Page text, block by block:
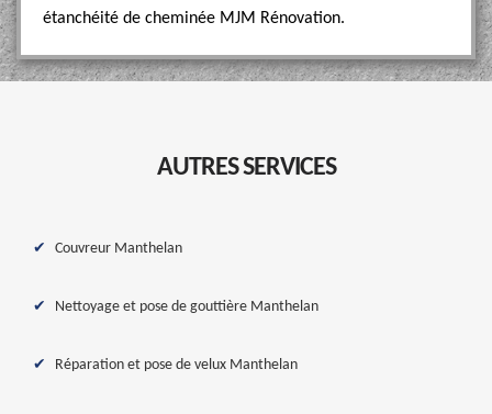
étanchéité de cheminée MJM Rénovation.
AUTRES SERVICES
Couvreur Manthelan
Nettoyage et pose de gouttière Manthelan
Réparation et pose de velux Manthelan